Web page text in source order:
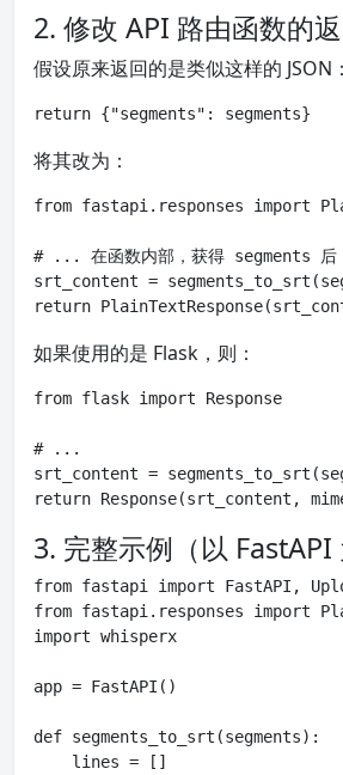
2. 修改 API 路由函数的
假设原来返回的是类似这样的 JSON：
return {"segments": segments}
将其改为：
from fastapi.responses import
# ... 在函数内部，获得 segments 后
srt_content =
return
如果使用的是 Flask，则：
from flask import Response
# ...
srt_content =
return Response(srt_content,
3. 完整示例（以 FastAPI
from fastapi import FastAPI,
from fastapi.responses import
import whisperx
app = FastAPI()
def segments_to_srt(segments):
    lines = []